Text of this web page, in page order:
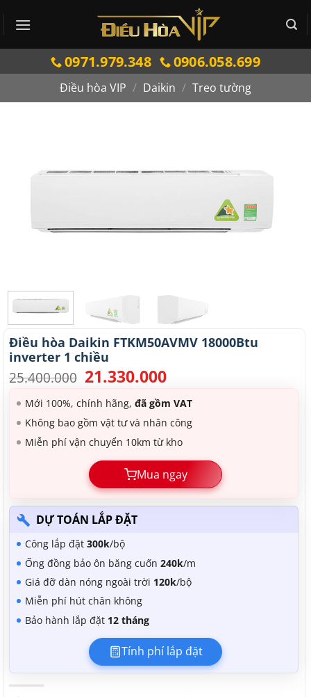
qua
0971.979.348 0906.058.699
Điều hòa VIP / Daikin / Treo tường
Điều hòa Daikin FTKM50AVMV 18000Btu
inverter 1 chiều
25.400.000 Giá
gốc
là:
25.400.000.
21.330.000Giá
tại
là:
21.330.000.
Mới 100%, chính hãng, đã gồm VAT
Không bao gồm vật tư và nhân công
Miễn phí vận chuyển 10km từ kho
Mua ngay
DỰ TOÁN LẮP ĐẶT
Công lắp đặt 300k/bộ
Ống đồng bảo ôn băng cuốn 240k/m
Giá đỡ dàn nóng ngoài trời 120k/bộ
Miễn phí hút chân không
Bảo hành lắp đặt 12 tháng
Tính phí lắp đặt